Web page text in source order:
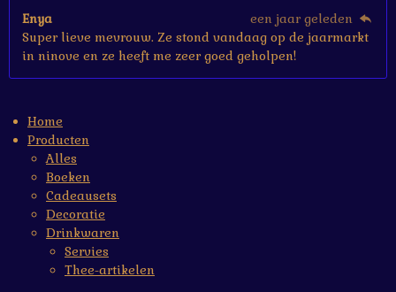
Enya
een jaar geleden
Super lieve mevrouw. Ze stond vandaag op de jaarmarkt
in ninove en ze heeft me zeer goed geholpen!
Home
Producten
Alles
Boeken
Cadeausets
Decoratie
Drinkwaren
Servies
Thee-artikelen